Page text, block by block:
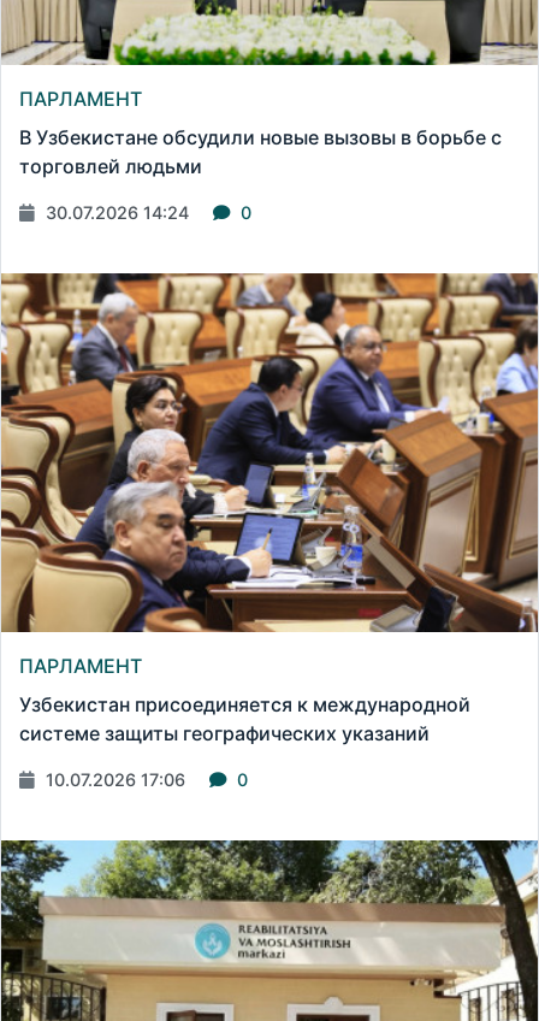
ПАРЛАМЕНТ
В Узбекистане обсудили новые вызовы в борьбе с
торговлей людьми
30.07.2026 14:24 0
ПАРЛАМЕНТ
Узбекистан присоединяется к международной
системе защиты географических указаний
10.07.2026 17:06 0